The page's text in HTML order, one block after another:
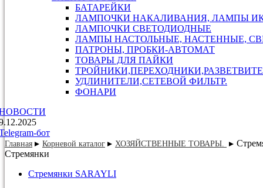
БАТАРЕЙКИ
ЛАМПОЧКИ НАКАЛИВАНИЯ, ЛАМПЫ
ЛАМПОЧКИ СВЕТОДИОДНЫЕ
ЛАМПЫ НАСТОЛЬНЫЕ, НАСТЕННЫЕ,
ПАТРОНЫ, ПРОБКИ-АВТОМАТ
ТОВАРЫ ДЛЯ ПАЙКИ
УДЛИНИТЕЛИ,СЕТЕВОЙ ФИЛЬТР.
ФОНАРИ
бот
Главная Корневой каталог ХОЗЯЙСТВЕННЫЕ ТОВАРЫ.
Стремянки
Стремянки SARAYLI